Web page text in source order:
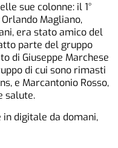
sue colonne: il 1°
Magliano,
era stato amico del
parte del gruppo
di Giuseppe Marchese
di cui sono rimasti
e Marcantonio Rosso,
salute.
digitale da domani,